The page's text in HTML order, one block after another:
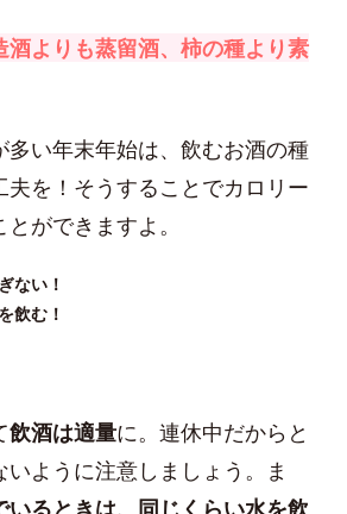
酒よりも蒸留酒、柿の種より素
多い年末年始は、飲むお酒の種
夫を！そうすることでカロリー
ができますよ。
ない！
飲む！
飲酒は適量に。連休中だからと
ように注意しましょう。ま
いるときは、同じくらい水を飲